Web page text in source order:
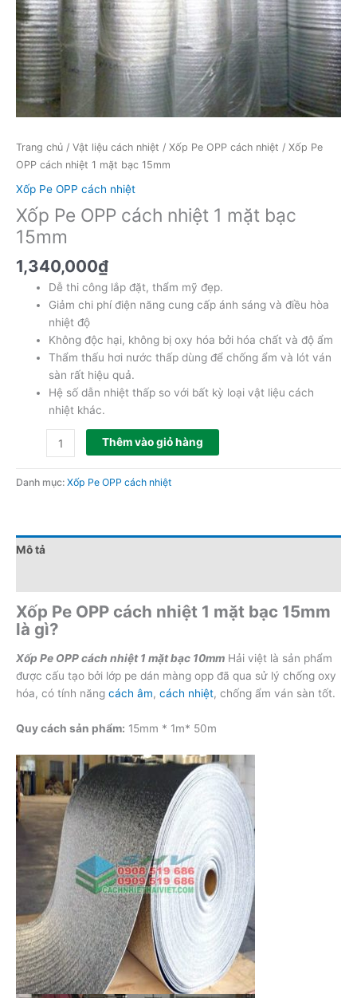
Trang chủ / Vật liệu cách nhiệt / Xốp Pe OPP cách nhiệt / Xốp Pe
OPP cách nhiệt 1 mặt bạc 15mm
Xốp Pe OPP cách nhiệt
Xốp Pe OPP cách nhiệt 1 mặt bạc
15mm
1,340,000₫
Dễ thi công lắp đặt, thẩm mỹ đẹp.
Giảm chi phí điện năng cung cấp ánh sáng và điều hòa
nhiệt độ
Không độc hại, không bị oxy hóa bởi hóa chất và độ ẩm
Thẩm thấu hơi nước thấp dùng để chống ẩm và lót ván
sàn rất hiệu quả.
Hệ số dẫn nhiệt thấp so với bất kỳ loại vật liệu cách
nhiệt khác.
Thêm vào giỏ hàng
Danh mục: Xốp Pe OPP cách nhiệt
Mô tả
Xốp Pe OPP cách nhiệt 1 mặt bạc 15mm
là gì?
Xốp Pe OPP cách nhiệt 1 mặt bạc 10mm Hải việt là sản phẩm
được cấu tạo bởi lớp pe dán màng opp đã qua sử lý chống oxy
hóa, có tính năng cách âm, cách nhiệt, chống ẩm ván sàn tốt.
Quy cách sản phẩm: 15mm * 1m* 50m